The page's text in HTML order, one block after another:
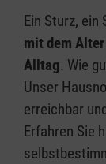
Ein Sturz,
mit dem
Alltag. Wie
Unser
erreichbar
Erfahren Sie